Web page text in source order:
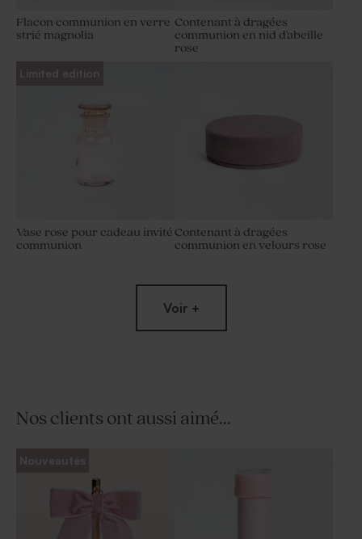
Flacon communion en verre
strié magnolia
Contenant à dragées
communion en nid d'abeille
rose
Limited edition
Vase rose pour cadeau invité
communion
Contenant à dragées
communion en velours rose
Fiole plexi communion
cuivré
Voir +
Nos clients ont aussi aimé...
Nouveautés